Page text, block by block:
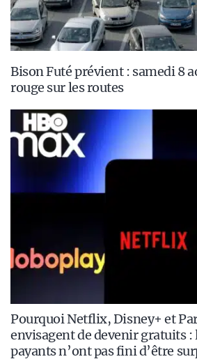
Bison Futé prévient : samedi 8
rouge sur les routes
Pourquoi Netflix, Disney+ et
envisagent de devenir gratuits :
payants n’ont pas fini d’être